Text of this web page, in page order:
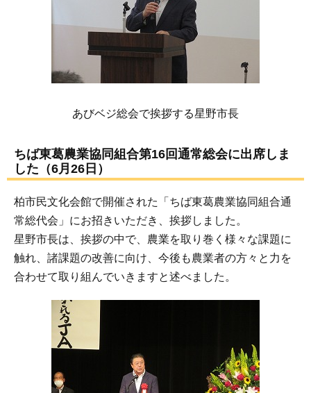
あびベジ総会で挨拶する星野市長
ちば東葛農業協同組合第16回通常総会に出席しま
した（6月26日）
柏市民文化会館で開催された「ちば東葛農業協同組合通
常総代会」にお招きいただき、挨拶しました。
星野市長は、挨拶の中で、農業を取り巻く様々な課題に
触れ、諸課題の改善に向け、今後も農業者の方々と力を
合わせて取り組んでいきますと述べました。